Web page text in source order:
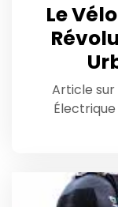
Le
Article sur
Électrique